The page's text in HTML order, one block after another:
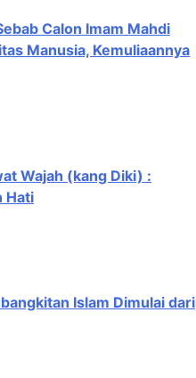
Calon Imam Mahdi
Manusia, Kemuliaannya
Wajah (kang Diki) :
Hati
Islam Dimulai dari